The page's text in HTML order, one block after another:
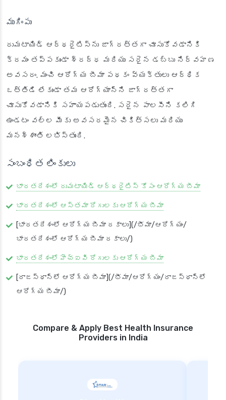
ముగింపు
రుమటాయిడ్ ఆర్థరైటిస్‌ను జాగ్రత్తగా చూసుకోవడానికి
క్రమం తప్పకుండా శ్రద్ధ మరియు సరైన డబ్బు నిర్వహణ
అవసరం. మంచి ఆరోగ్య బీమా పథకం వ్యక్తులు ఆర్థిక
ఒత్తిడి లేకుండా తమ ఆరోగ్యాన్ని జాగ్రత్తగా
చూసుకోవడానికి సహాయపడుతుంది. సరైన పాలసీని కలిగి
ఉండటం వల్ల మీకు అవసరమైన చికిత్సలు మరియు
మనశ్శాంతి లభిస్తుంది.
సంబంధిత లింకులు
భారతదేశంలో రుమటాయిడ్ ఆర్థరైటిస్ కోసం ఆరోగ్య బీమా
భారతదేశంలో ఆస్తమా రోగులకు ఆరోగ్య బీమా
[భారతదేశంలో ఆరోగ్య బీమా రకాలు](/భీమా/ఆరోగ్యం/
భారతదేశంలో ఆరోగ్య బీమా రకాలు/)
భారతదేశంలో హెచ్ఐవి రోగులకు ఆరోగ్య బీమా
[రాజస్థాన్‌లో ఆరోగ్య బీమా](/భీమా/ఆరోగ్యం/రాజస్థాన్‌లో
ఆరోగ్య బీమా/)
Compare & Apply Best Health Insurance
Providers in India